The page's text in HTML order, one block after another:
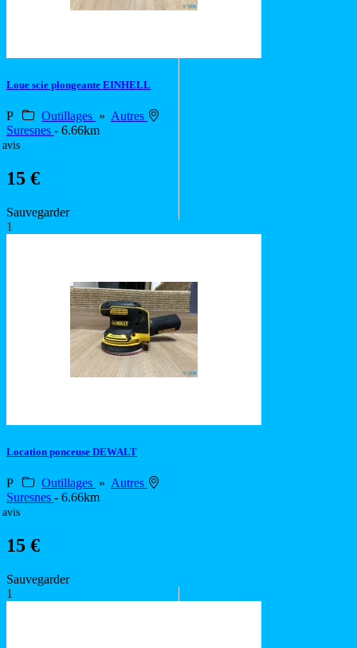
Loue scie plongeante EINHELL
P Outillages » Autres
Suresnes - 6.66km
avis
15 €
Sauvegarder
1
Location ponceuse DEWALT
P Outillages » Autres
Suresnes - 6.66km
avis
15 €
Sauvegarder
1